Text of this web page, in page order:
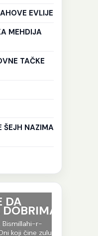
EVLIJE
MEHDIJA
TAČKE
ŠEJH NAZIMA
r-
čine zulum